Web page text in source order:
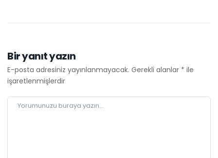
Bir yanıt yazın
E-posta adresiniz yayınlanmayacak. Gerekli alanlar * ile
işaretlenmişlerdir